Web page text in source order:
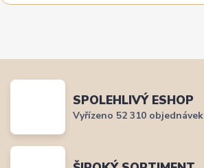
SPOLEHLIVÝ ESHOP
Vyřízeno 52 310 objednávek